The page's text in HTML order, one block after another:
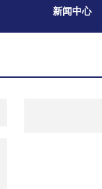
新闻中心